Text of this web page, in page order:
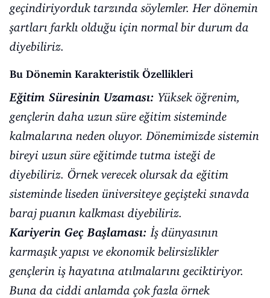
geçindiriyorduk tarzında söylemler. Her dönemin
şartları farklı olduğu için normal bir durum da
diyebiliriz.
Bu Dönemin Karakteristik Özellikleri
Eğitim Süresinin Uzaması: Yüksek öğrenim,
gençlerin daha uzun süre eğitim sisteminde
kalmalarına neden oluyor. Dönemimizde sistemin
bireyi uzun süre eğitimde tutma isteği de
diyebiliriz. Örnek verecek olursak da eğitim
sisteminde liseden üniversiteye geçişteki sınavda
baraj puanın kalkması diyebiliriz.
Kariyerin Geç Başlaması: İş dünyasının
karmaşık yapısı ve ekonomik belirsizlikler
gençlerin iş hayatına atılmalarını geciktiriyor.
Buna da ciddi anlamda çok fazla örnek